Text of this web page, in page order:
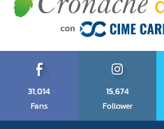
31,014
Fans
15,674
Follower